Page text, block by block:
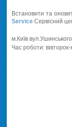
Встановити та
Service Сервісний
м.Київ
Час роботи: